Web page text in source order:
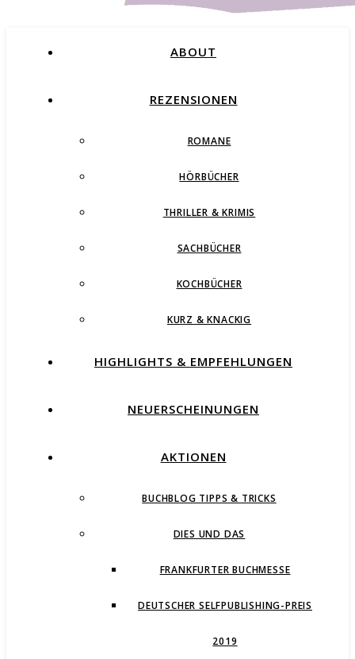
ABOUT
REZENSIONEN
ROMANE
HÖRBÜCHER
THRILLER & KRIMIS
SACHBÜCHER
KOCHBÜCHER
KURZ & KNACKIG
HIGHLIGHTS & EMPFEHLUNGEN
NEUERSCHEINUNGEN
AKTIONEN
BUCHBLOG TIPPS & TRICKS
DIES UND DAS
FRANKFURTER BUCHMESSE
DEUTSCHER SELFPUBLISHING-PREIS
2019